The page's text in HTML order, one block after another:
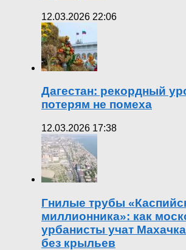
12.03.2026 22:06
Дагестан: рекордный
потерям не помеха
12.03.2026 17:38
Гнилые трубы
миллионника»: как
урбанисты учат
без крыльев